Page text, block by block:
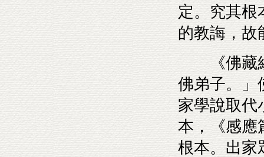
定。究其根
的教誨，故
《佛藏經
佛弟子。」
家學說取代
本，《感應
根本。出家